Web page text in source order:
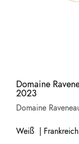
Domaine
2023
Domaine
Weiß |